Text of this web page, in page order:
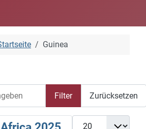
Guinea
Filter Zurücksetzen
Anzeige #